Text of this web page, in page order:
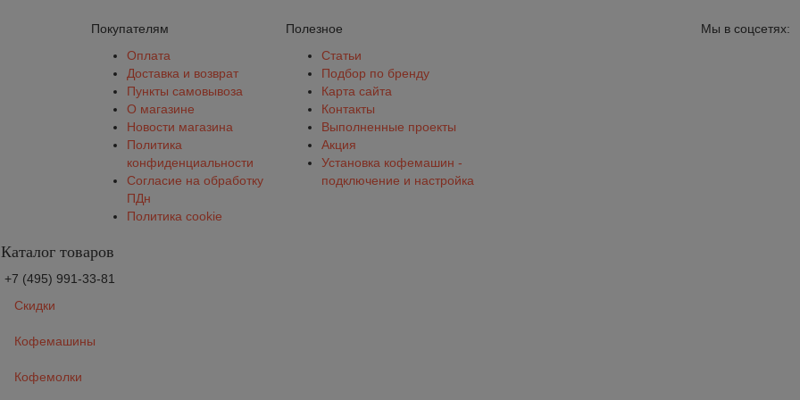
Покупателям
Оплата
Доставка и возврат
Пункты самовывоза
О магазине
Новости магазина
Политика
конфиденциальности
Согласие на обработку
ПДн
Политика cookie
Полезное
Статьи
Подбор по бренду
Карта сайта
Контакты
Выполненные проекты
Акция
Установка кофемашин -
подключение и настройка
Мы в соцсетях:
Каталог товаров
+7 (495) 991-33-81
Скидки
Кофемашины
Кофемолки